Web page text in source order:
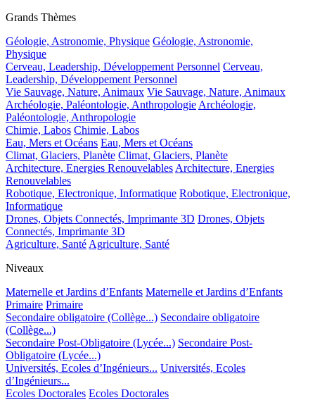
Grands Thèmes
Géologie, Astronomie, Physique Géologie, Astronomie,
Physique
Cerveau, Leadership, Développement Personnel Cerveau,
Leadership, Développement Personnel
Vie Sauvage, Nature, Animaux Vie Sauvage, Nature, Animaux
Archéologie, Paléontologie, Anthropologie Archéologie,
Paléontologie, Anthropologie
Chimie, Labos Chimie, Labos
Eau, Mers et Océans Eau, Mers et Océans
Climat, Glaciers, Planète Climat, Glaciers, Planète
Architecture, Energies Renouvelables Architecture, Energies
Renouvelables
Robotique, Electronique, Informatique Robotique, Electronique,
Informatique
Drones, Objets Connectés, Imprimante 3D Drones, Objets
Connectés, Imprimante 3D
Agriculture, Santé Agriculture, Santé
Niveaux
Maternelle et Jardins d’Enfants Maternelle et Jardins d’Enfants
Primaire Primaire
Secondaire obligatoire (Collège...) Secondaire obligatoire
(Collège...)
Secondaire Post-Obligatoire (Lycée...) Secondaire Post-
Obligatoire (Lycée...)
Universités, Ecoles d’Ingénieurs... Universités, Ecoles
d’Ingénieurs...
Ecoles Doctorales Ecoles Doctorales